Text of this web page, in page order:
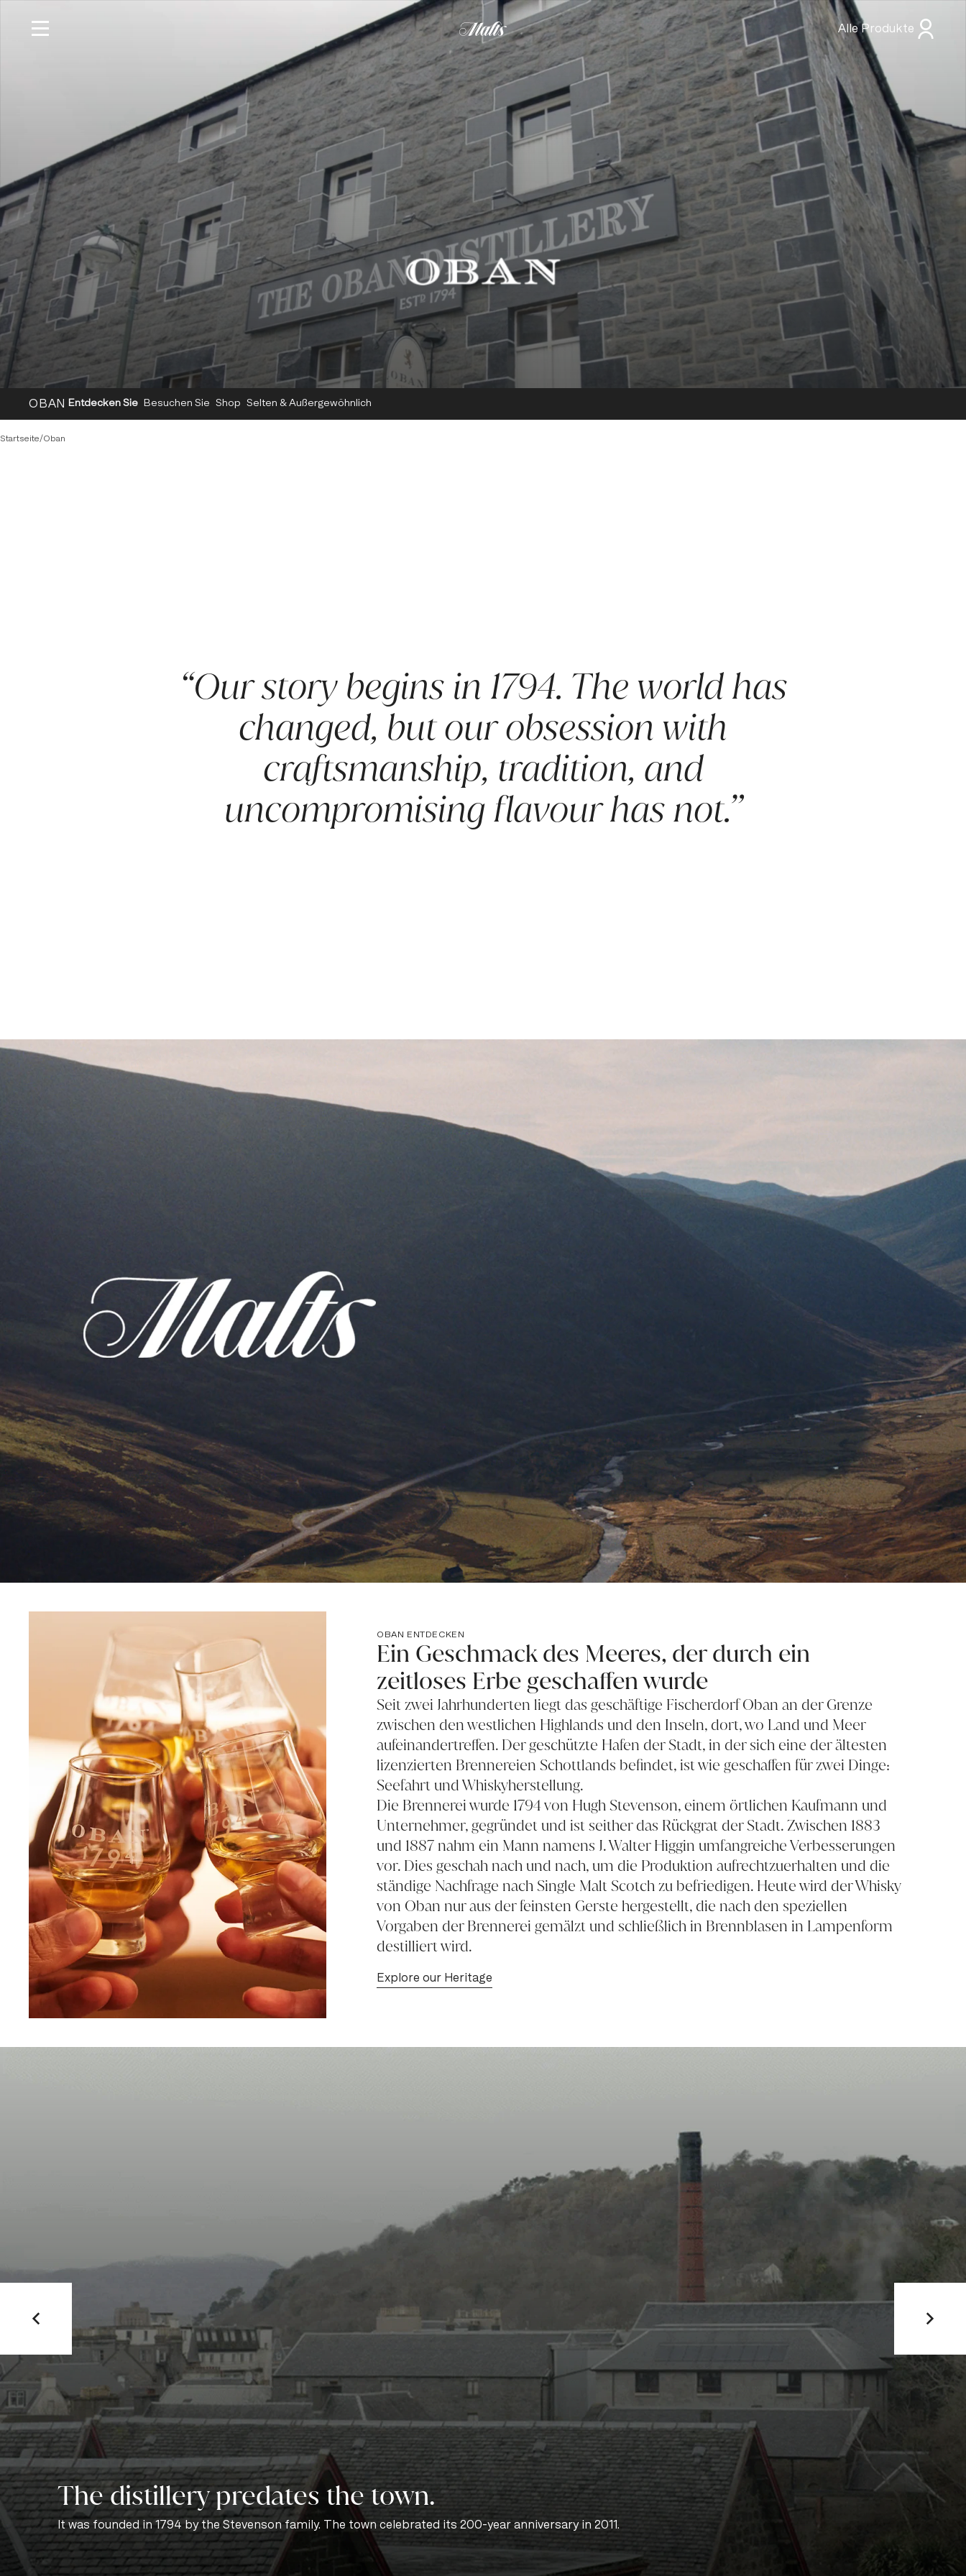
Alle Produkte
OBAN Entdecken Sie Besuchen Sie Shop Selten & Außergewöhnlich
Startseite/Oban
Our story begins in 1794. The world has
changed, but our obsession with
craftsmanship, tradition, and
uncompromising flavour has not.
OBAN ENTDECKEN
Ein Geschmack des Meeres, der durch ein
zeitloses Erbe geschaffen wurde
Seit zwei Jahrhunderten liegt das geschäftige Fischerdorf Oban an der Grenze
zwischen den westlichen Highlands und den Inseln, dort, wo Land und Meer
aufeinandertreffen. Der geschützte Hafen der Stadt, in der sich eine der ältesten
lizenzierten Brennereien Schottlands befindet, ist wie geschaffen für zwei Dinge:
Seefahrt und Whiskyherstellung.
Die Brennerei wurde 1794 von Hugh Stevenson, einem örtlichen Kaufmann und
Unternehmer, gegründet und ist seither das Rückgrat der Stadt. Zwischen 1883
und 1887 nahm ein Mann namens J. Walter Higgin umfangreiche Verbesserungen
vor. Dies geschah nach und nach, um die Produktion aufrechtzuerhalten und die
ständige Nachfrage nach Single Malt Scotch zu befriedigen. Heute wird der Whisky
von Oban nur aus der feinsten Gerste hergestellt, die nach den speziellen
Vorgaben der Brennerei gemälzt und schließlich in Brennblasen in Lampenform
destilliert wird.
Explore our Heritage
The distillery predates the town.
It was founded in 1794 by the Stevenson family. The town celebrated its 200-year anniversary in 2011.